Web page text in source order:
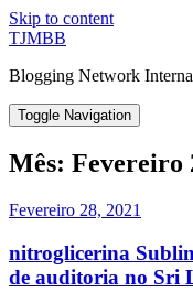
Skip to content
TJMBB
Blogging Network
Toggle Navigation
Mês: Fevereiro
Fevereiro 28, 2021
nitroglicerina
de auditoria no Sri